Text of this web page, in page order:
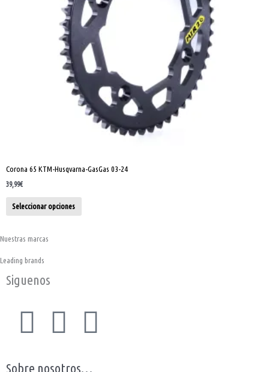
Corona 65 KTM-Husqvarna-GasGas 03-24
39,99€
Seleccionar opciones
pueden
elegir
la
página
de
producto
Nuestras marcas
Leading brands
Siguenos
F
I
Y
Sobre nosotros…